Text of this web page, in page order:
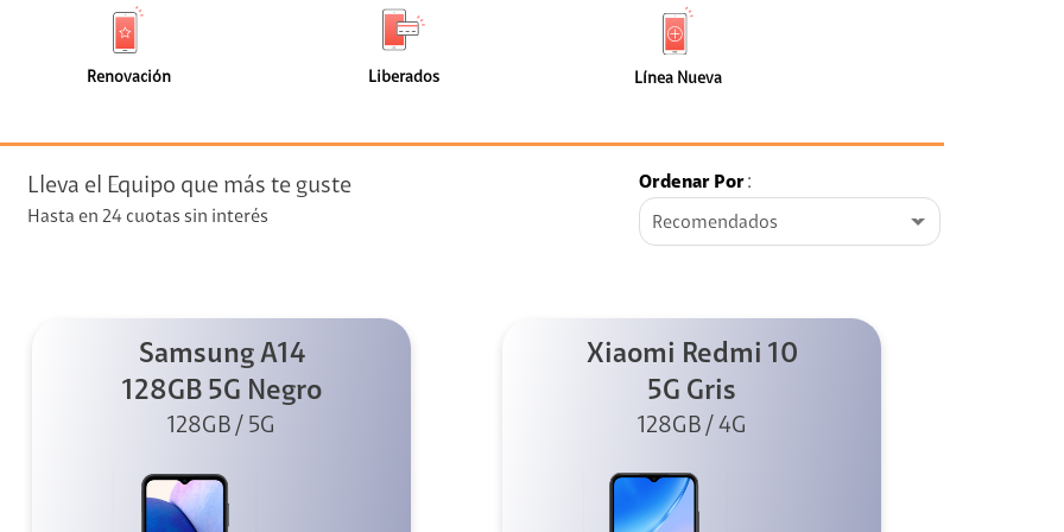
+ Telefonía
streaming
de
faceta
Renovación
(225)
faceta
Liberados
de
faceta
Línea Nueva
Nueva
(108)
Lleva el Equipo que más te guste
Hasta en 24 cuotas sin interés
Ordenar Por:
Recomendados
Samsung A14
128GB 5G Negro
128GB / 5G
Xiaomi Redmi 10
5G Gris
128GB / 4G